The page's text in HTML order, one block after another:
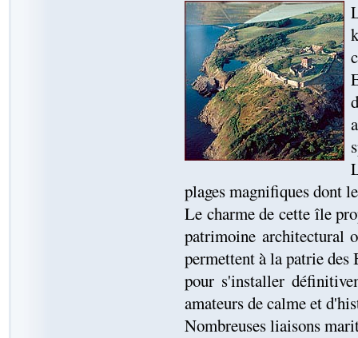
plages magnifiques dont
Le charme de cette île
patrimoine architectural
permettent à la patrie
pour s'installer
amateurs de calme et
Nombreuses liaisons